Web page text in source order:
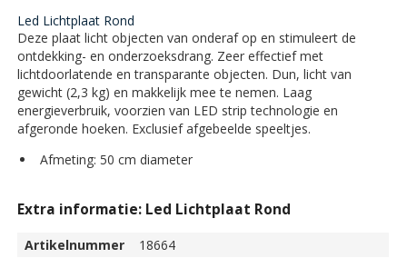
Led Lichtplaat Rond
Deze plaat licht objecten van onderaf op en stimuleert de
ontdekking- en onderzoeksdrang. Zeer effectief met
lichtdoorlatende en transparante objecten. Dun, licht van
gewicht (2,3 kg) en makkelijk mee te nemen. Laag
energieverbruik, voorzien van LED strip technologie en
afgeronde hoeken. Exclusief afgebeelde speeltjes.
Afmeting: 50 cm diameter
Extra informatie: Led Lichtplaat Rond
Artikelnummer
18664